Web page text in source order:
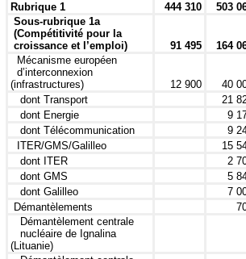
Rubrique 1
444 310 503
Sous-rubrique 1a
(Compétitivité pour la
croissance et l’emploi)
91 495 164
Mécanisme européen
d’interconnexion
(infrastructures)
12 900 40
dont Transport
21
dont Energie
9
dont Télécommunication
9
ITER/GMS/Galilleo
15
dont ITER
2
dont GMS
5
dont Galilleo
7
Démantèlements
Démantèlement centrale
nucléaire de Ignalina
(Lituanie)